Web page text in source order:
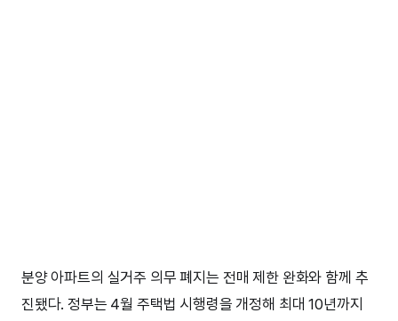
분양 아파트의 실거주 의무 폐지는 전매 제한 완화와 함께 추
진됐다. 정부는 4월 주택법 시행령을 개정해 최대 10년까지